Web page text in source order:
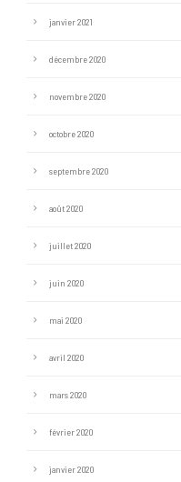
janvier 2021
décembre 2020
novembre 2020
octobre 2020
septembre 2020
août 2020
juillet 2020
juin 2020
mai 2020
avril 2020
mars 2020
février 2020
janvier 2020